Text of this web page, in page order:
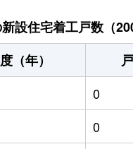
設住宅着工戸数（
（年）
0
0